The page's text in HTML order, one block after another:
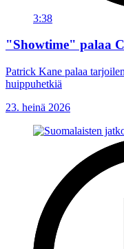
3:38
"Showtime" palaa
Patrick Kane palaa
huippuhetkiä
23. heinä 2026